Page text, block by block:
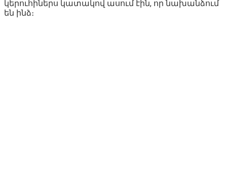
կերուհիներս կատակով ասում էին, որ նախանձում
են ինձ։